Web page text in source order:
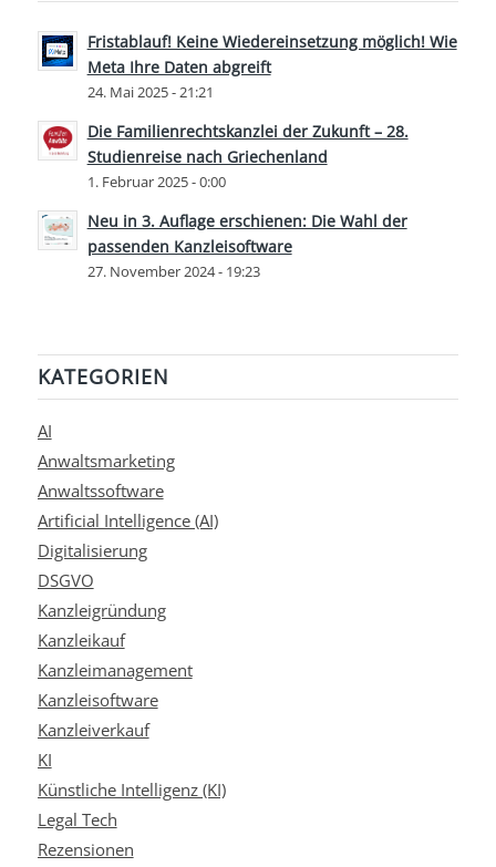
Fristablauf! Keine Wiedereinsetzung möglich! Wie
Meta Ihre Daten abgreift
24. Mai 2025 - 21:21
Die Familienrechtskanzlei der Zukunft – 28.
Studienreise nach Griechenland
1. Februar 2025 - 0:00
Neu in 3. Auflage erschienen: Die Wahl der
passenden Kanzleisoftware
27. November 2024 - 19:23
KATEGORIEN
AI
Anwaltsmarketing
Anwaltssoftware
Artificial Intelligence (AI)
Digitalisierung
DSGVO
Kanzleigründung
Kanzleikauf
Kanzleimanagement
Kanzleisoftware
Kanzleiverkauf
KI
Künstliche Intelligenz (KI)
Legal Tech
Rezensionen